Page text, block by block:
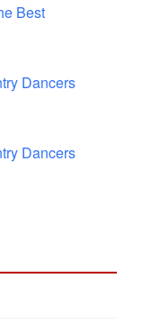
Best
Dancers
Dancers